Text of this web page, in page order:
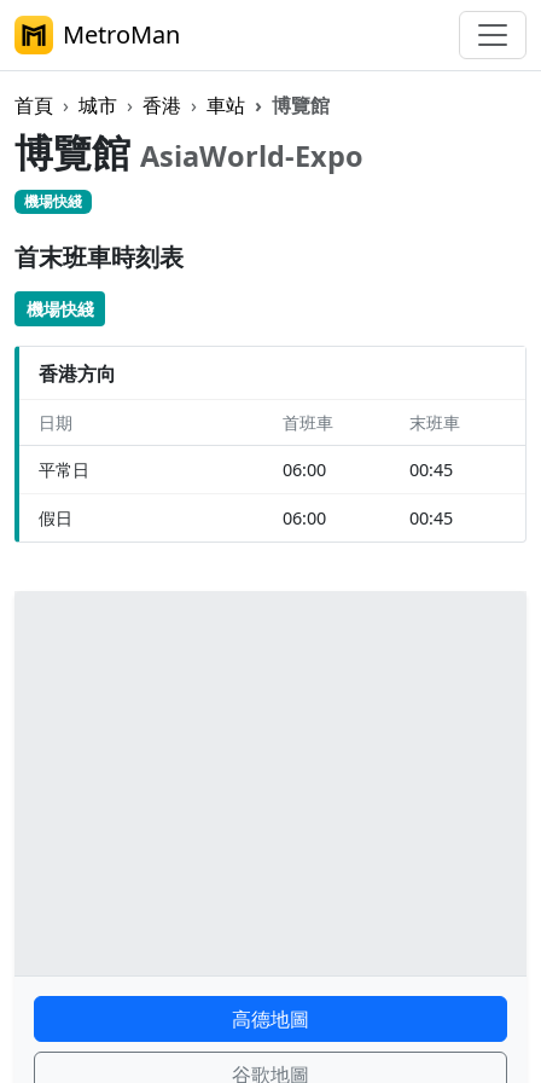
MetroMan
首頁 城市 香港 車站 博覽館
博覽館 AsiaWorld-Expo
機場快綫
首末班車時刻表
機場快綫
香港方向
日期 首班車 末班車
平常日 06:00 00:45
假日 06:00 00:45
高德地圖
谷歌地圖